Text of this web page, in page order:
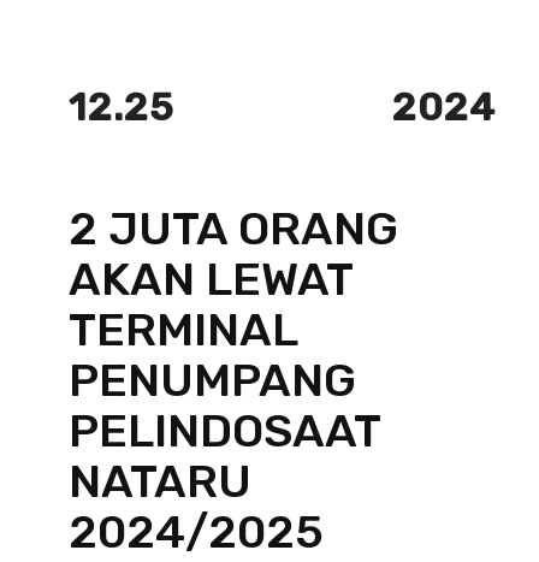
12.25 2024
2 JUTA ORANG
AKAN LEWAT
TERMINAL
PENUMPANG
PELINDOSAAT
NATARU
2024/2025